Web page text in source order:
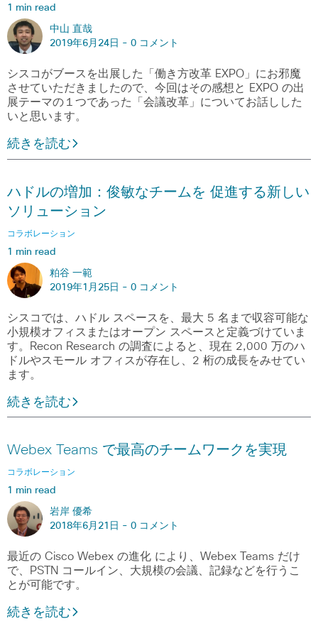
1 min read
中山 直哉
2019年6月24日 - 0 コメント
シスコがブースを出展した「働き方改革 EXPO」にお邪魔
させていただきましたので、今回はその感想と EXPO の出
展テーマの１つであった「会議改革」についてお話しした
いと思います。
続きを読む
ハドルの増加：俊敏なチームを 促進する新しい
ソリューション
コラボレーション
1 min read
粕谷 一範
2019年1月25日 - 0 コメント
シスコでは、ハドル スペースを、最大 5 名まで収容可能な
小規模オフィスまたはオープン スペースと定義づけていま
す。Recon Research の調査によると、現在 2,000 万のハ
ドルやスモール オフィスが存在し、2 桁の成長をみせてい
ます。
続きを読む
Webex Teams で最高のチームワークを実現
コラボレーション
1 min read
岩岸 優希
2018年6月21日 - 0 コメント
最近の Cisco Webex の進化 により、Webex Teams だけ
で、PSTN コールイン、大規模の会議、記録などを行うこ
とが可能です。
続きを読む